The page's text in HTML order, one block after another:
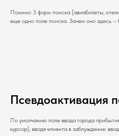
Помимо 3 форм поиска (авиабилеты,
еще одно поле поиска. Зачем оно здесь –
Псевдоактивация
По умолчанию поле ввода города
курсор), вводя клиента в заблуждение: